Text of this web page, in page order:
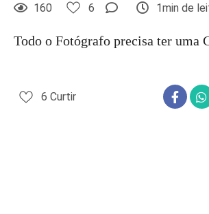
160 6 1min de
Todo o Fotógrafo precisa ter uma
6 Curtir